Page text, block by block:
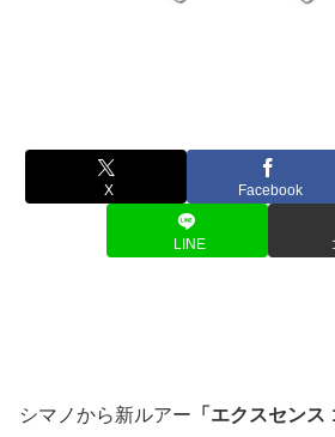
X Facebook
LINE
シマノから新ルアー 「エクスセン